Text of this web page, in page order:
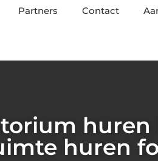
Partners Contact
huren